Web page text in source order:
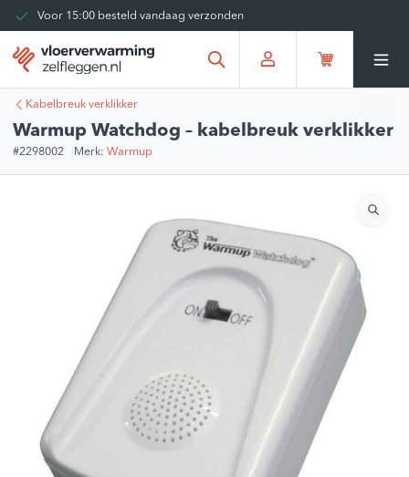
Voor 15:00 besteld vandaag verzonden
Kies zelf je bezorgmoment
Tot 30 dagen terug te sturen
Gratis verzending vanaf
Kabelbreuk verklikker
Warmup Watchdog – kabelbreuk verklikker
#2298002 Merk: Warmup